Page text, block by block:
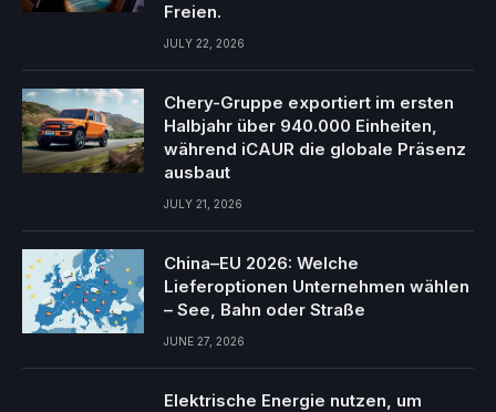
Freien.
JULY 22, 2026
Chery-Gruppe exportiert im ersten
Halbjahr über 940.000 Einheiten,
während iCAUR die globale Präsenz
ausbaut
JULY 21, 2026
China–EU 2026: Welche
Lieferoptionen Unternehmen wählen
– See, Bahn oder Straße
JUNE 27, 2026
Elektrische Energie nutzen, um